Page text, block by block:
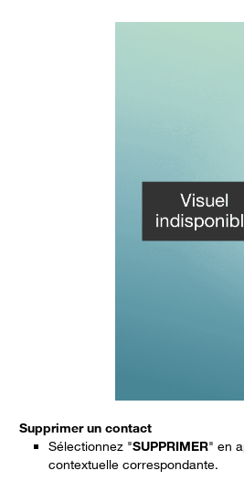
Supprimer un contact
Sélectionnez "SUPPRIMER" en
contextuelle correspondante.